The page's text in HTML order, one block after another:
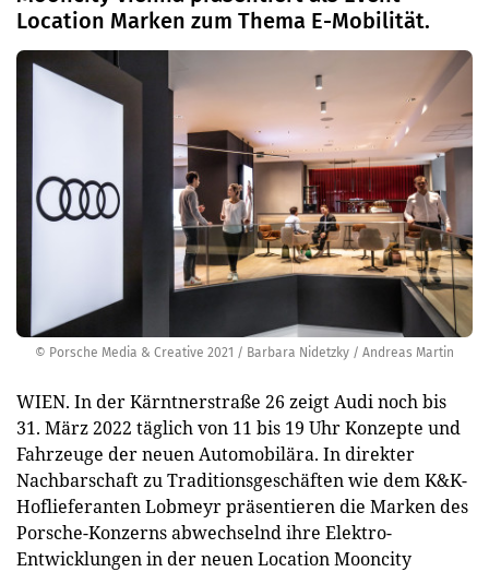
© Porsche Media & Creative 2021 / Barbara Nidetzky / Andreas Martin
Location Marken zum Thema E-Mobilität.
WIEN. In der Kärntnerstraße 26 zeigt Audi noch bis
31. März 2022 täglich von 11 bis 19 Uhr Konzepte und
Fahrzeuge der neuen Automobilära. In direkter
Nachbarschaft zu Traditionsgeschäften wie dem K&K-
Hoflieferanten Lobmeyr präsentieren die Marken des
Porsche-Konzerns abwechselnd ihre Elektro-
Entwicklungen in der neuen Location Mooncity